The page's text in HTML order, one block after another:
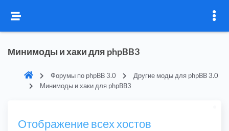
Минимоды и хаки для phpBB3
Форумы по phpBB 3.0
Другие моды для phpBB 3.0
Минимоды и хаки для phpBB3
Отображение всех хостов